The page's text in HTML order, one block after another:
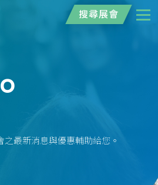
搜尋展會
最新消息與優惠輔助給您。